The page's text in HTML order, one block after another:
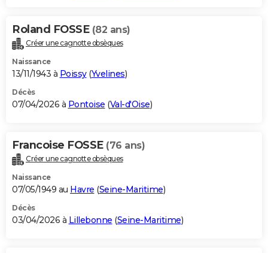
Roland FOSSE (82 ans)
Créer une cagnotte obsèques
Naissance
13/11/1943 à Poissy(Yvelines)
Décès
07/04/2026 à Pontoise (Val-d'Oise)
Francoise FOSSE (76 ans)
Créer une cagnotte obsèques
Naissance
07/05/1949 au Havre (Seine-Maritime)
Décès
03/04/2026 à Lillebonne (Seine-Maritime)